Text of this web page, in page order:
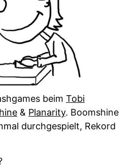
beim Tobi
& Planarity. Boomshine
durchgespielt, Rekord